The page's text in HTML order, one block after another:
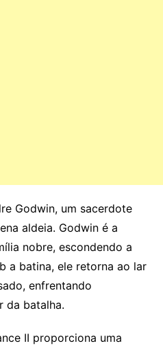
Godwin, um sacerdote
aldeia. Godwin é a
nobre, escondendo a
a batina, ele retorna ao lar
enfrentando
da batalha.
II proporciona uma